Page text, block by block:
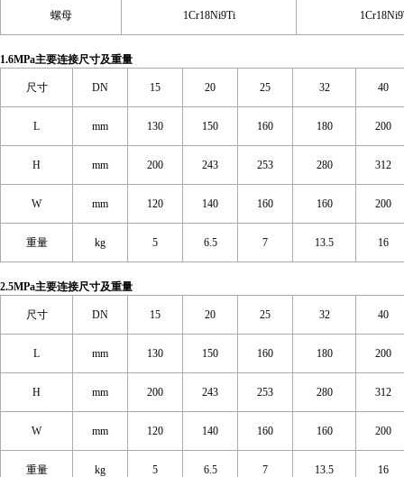
螺母 1Cr18Ni9Ti
1.6MPa主要连接尺寸及重量
尺寸 DN 15 20 25 32 40
L mm 130 150 160 180 200
H mm 200 243 253 280 312
W mm 120 140 160 160 200
重量 kg 5 6.5 7 13.5 16
2.5MPa主要连接尺寸及重量
尺寸 DN 15 20 25 32 40
L mm 130 150 160 180 200
H mm 200 243 253 280 312
W mm 120 140 160 160 200
重量 kg 5 6.5 7 13.5 16